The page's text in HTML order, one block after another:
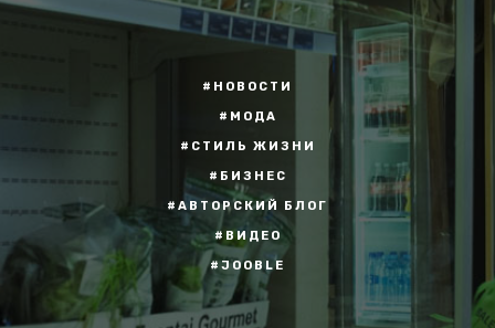
#НОВОСТИ
#МОДА
#СТИЛЬ ЖИЗНИ
#БИЗНЕС
#АВТОРСКИЙ БЛОГ
#ВИДЕО
#JOOBLE